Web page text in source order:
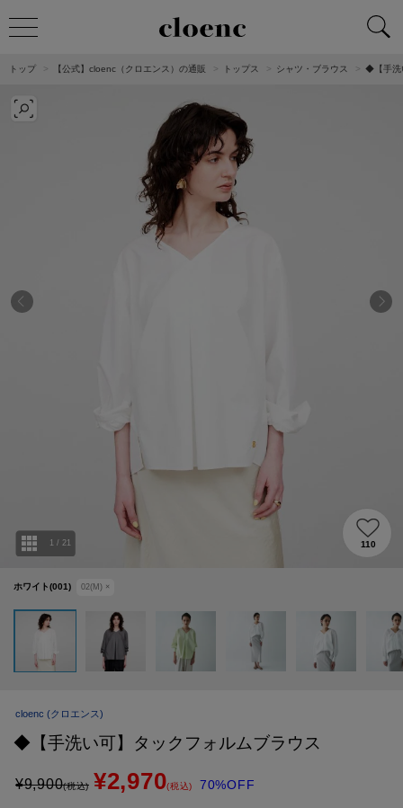
トップ 【公式】cloenc（クロエンス）の通販 トップス シャツ・ブラウス ◆【手洗
ホワイト(001) 02(M) ×
1 / 21 110
cloenc (クロエンス)
◆【手洗い可】タックフォルムブラウス
¥9,900(税込) ¥2,970(税込) 70%OFF